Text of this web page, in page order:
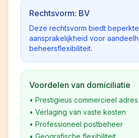
Rechtsvorm: BV
Deze rechtsvorm biedt beperkte
aansprakelijkheid voor
beheersflexibiliteit.
Voordelen van domiciliatie
• Prestigieus commercieel adres
• Verlaging van vaste kosten
• Professioneel postbeheer
• Geografische flexibiliteit